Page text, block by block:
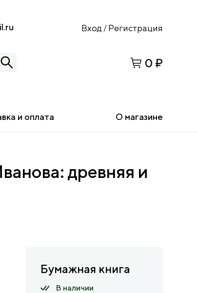
Вход / Регистрация
0 ₽
и оплата О магазине
древняя и
Бумажная книга
В наличии